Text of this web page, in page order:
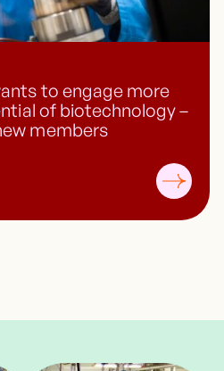
to engage more
of biotechnology –
members